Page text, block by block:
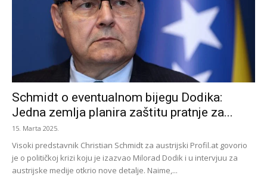
Schmidt o eventualnom bijegu Dodika:
Jedna zemlja planira zaštitu pratnje za...
15. Marta 2025.
Visoki predstavnik Christian Schmidt za austrijski Profil.at govorio
je o političkoj krizi koju je izazvao Milorad Dodik i u intervjuu za
austrijske medije otkrio nove detalje. Naime,...